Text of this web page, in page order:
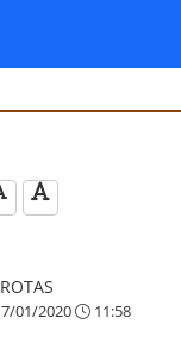
01/2020 11:58